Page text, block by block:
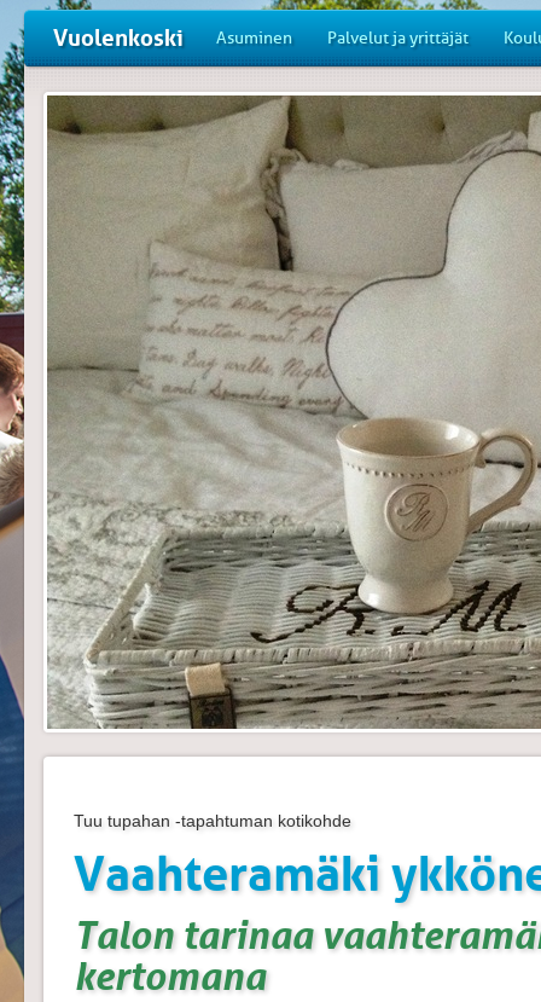
Vuolenkoski Asuminen Palvelut ja yrittäjät
Tuu tupahan -tapahtuman kotikohde
Vaahteramäki
Talon tarinaa
kertomana